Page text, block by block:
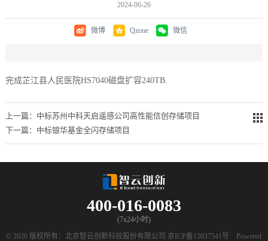
2024-06-26
微博 Qzone 微信
完成芷江县人民医院HS7040磁盘扩容240TB.
上一篇：中标苏州中科天启遥感公司高性能信创存储项目
下一篇：中标银华基金全闪存储项目
400-016-0083
(7x24小时)
© 2020 版权所有：北京智云创新科技股份有限公司 京ICP备15037541号
Powered